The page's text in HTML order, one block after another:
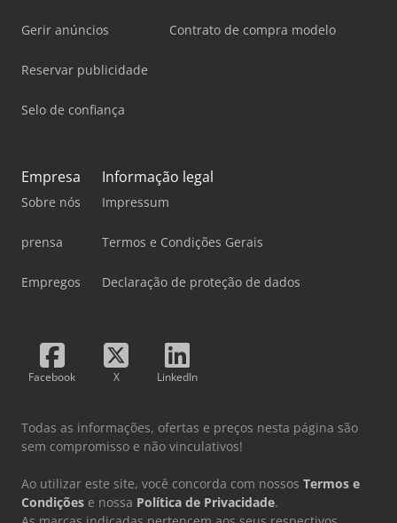
Gerir anúncios
Reservar publicidade
Selo de confiança
Contrato de compra modelo
Empresa
Sobre nós
prensa
Empregos
Informação legal
Impressum
Termos e Condições Gerais
Declaração de proteção de dados
Facebook X LinkedIn
Todas as informações, ofertas e preços nesta página são
sem compromisso e não vinculativos!
Ao utilizar este site, você concorda com nossos Termos e
Condições e nossa Política de Privacidade.